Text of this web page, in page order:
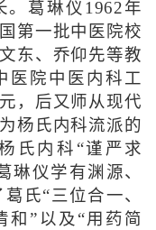
。葛琳仪1962年
第一批中医院校
东、乔仰先等教
医院中医内科工
，后又师从现代
杨氏内科流派的
氏内科“谨严求
琳仪学有渊源、
氏“三位合一、
和”以及“用药简